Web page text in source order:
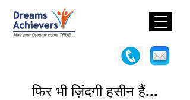
फिर भी ज़िंदगी हसीन हैं...